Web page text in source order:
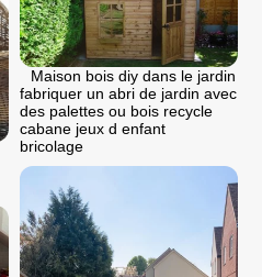
Maison bois diy dans le jardin
fabriquer un abri de jardin avec
des palettes ou bois recycle
cabane jeux d enfant
bricolage